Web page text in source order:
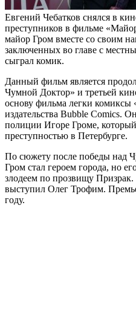
Евгений Чебатков снялся в
преступников в фильме
майор Гром вместе со своим
заключенных во главе с
сыграл комик.
Данный фильм является
Чумной Доктор» и третьей
основу фильма легки комиксы
издательства Bubble Comics.
полиции Игоре Громе,
преступностью в Петербурге.
По сюжету после победы над
Гром стал героем города, но
злодеем по прозвищу
выступил Олег Трофим.
году.